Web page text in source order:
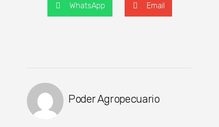
WhatsApp Email
Poder Agropecuario